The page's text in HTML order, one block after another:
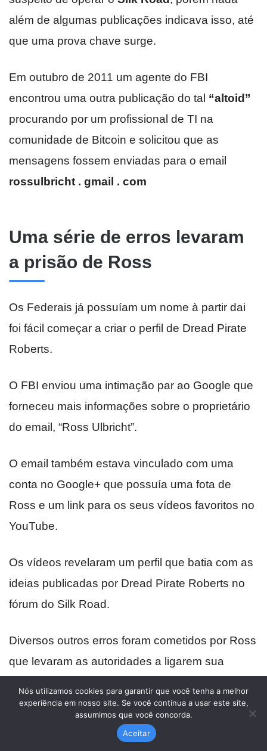
além de algumas publicações indicava isso, até
que uma prova chave surge.
Em outubro de 2011 um agente do FBI
encontrou uma outra publicação do tal “altoid”
procurando por um profissional de TI na
comunidade de Bitcoin e solicitou que as
mensagens fossem enviadas para o email
rossulbricht . gmail . com
Uma série de erros levaram
a prisão de Ross
Os Federais já possuíam um nome à partir dai
foi fácil começar a criar o perfil de Dread Pirate
Roberts.
O FBI enviou uma intimação par ao Google que
forneceu mais informações sobre o proprietário
do email, “Ross Ulbricht”.
O email também estava vinculado com uma
conta no Google+ que possuía uma fota de
Ross e um link para os seus vídeos favoritos no
YouTube.
Os vídeos revelaram um perfil que batia com as
ideias publicadas por Dread Pirate Roberts no
fórum do Silk Road.
Diversos outros erros foram cometidos por Ross
que levaram as autoridades a ligarem sua
Por exemplo, ele manteve seu perfil no LinkedIn
ativo, no perfil a seguinte informação:
Nós utilizamos cookies para garantir que você tenha a melhor
experiência em nosso site. Se você continua a usar este site,
assumimos que você concorda.
Aceitar